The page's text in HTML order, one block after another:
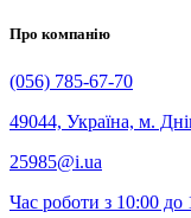
Про компанію
(056) 785-67-70
49044, Україна, м.
25985@i.ua
Час роботи з 10:00 до